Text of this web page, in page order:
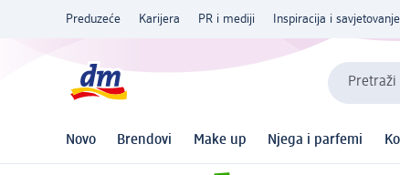
Preduzeće Karijera PR i mediji Inspiracija i savjetovanje
Pretraži
Novo Brendovi Make up Njega i parfemi